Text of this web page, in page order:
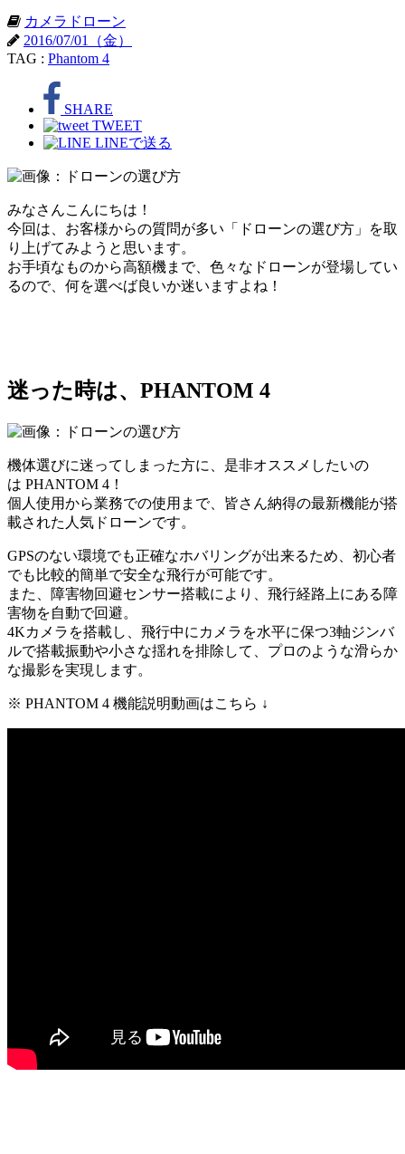
カメラドローン
2016/07/01（金）
TAG : Phantom 4
SHARE
TWEET
LINEで送る
みなさんこんにちは！
今回は、お客様からの質問が多い「ドローンの選び方」を取
り上げてみようと思います。
お手頃なものから高額機まで、色々なドローンが登場してい
るので、何を選べば良いか迷いますよね！
迷った時は、PHANTOM 4
機体選びに迷ってしまった方に、是非オススメしたいの
は PHANTOM 4！
個人使用から業務での使用まで、皆さん納得の最新機能が搭
載された人気ドローンです。
GPSのない環境でも正確なホバリングが出来るため、初心者
でも比較的簡単で安全な飛行が可能です。
また、障害物回避センサー搭載により、飛行経路上にある障
害物を自動で回避。
4Kカメラを搭載し、飛行中にカメラを水平に保つ3軸ジンバ
ルで搭載振動や小さな揺れを排除して、プロのような滑らか
な撮影を実現します。
※ PHANTOM 4 機能説明動画はこちら ↓